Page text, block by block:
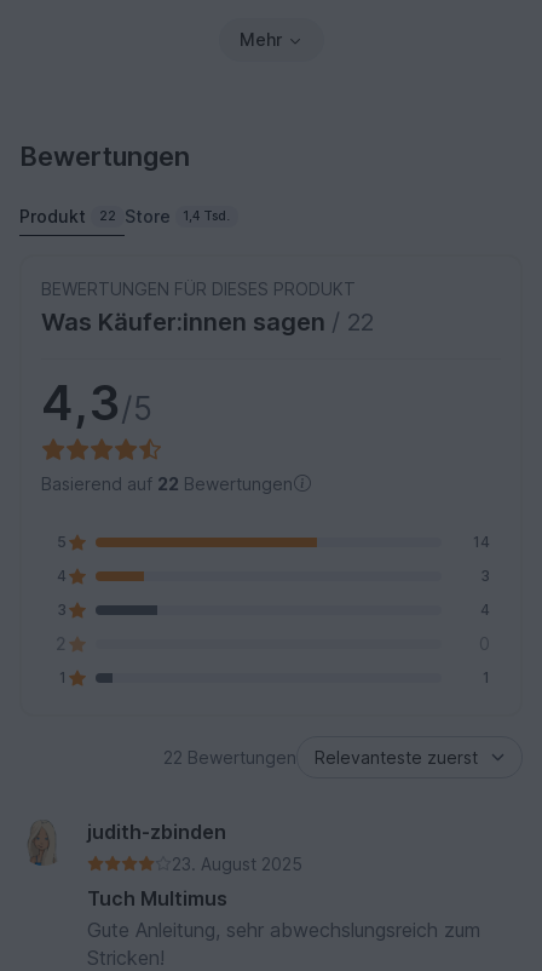
Mehr
Bewertungen
Produkt 22 Store 1,4 Tsd.
BEWERTUNGEN FÜR DIESES PRODUKT
Was Käufer:innen sagen / 22
4,3/5
Basierend auf 22 Bewertungen
5
14
4
3
3
4
2 0
1 1
22 Bewertungen
judith-zbinden
23. August 2025
Tuch Multimus
Gute Anleitung, sehr abwechslungsreich zum
Stricken!